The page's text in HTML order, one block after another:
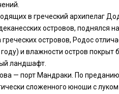
в греческий архипелаг
островов, поднялся
островов, Родос
и влажности остров
ландшафт.
— порт Мандраки. По
сложенного юноши с